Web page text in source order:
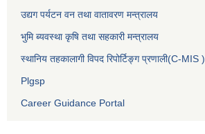
उद्यग पर्यटन वन तथा वातावरण मन्त्रालय
भुमि ब्यवस्था कृषि तथा सहकारी मन्त्रालय
स्थानिय तहकालागी विपद रिपोर्टिङ्ग प्रणाली(C-MIS )
Plgsp
Career Guidance Portal